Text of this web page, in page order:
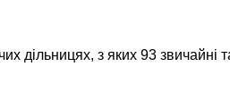
з яких 93 звичайні